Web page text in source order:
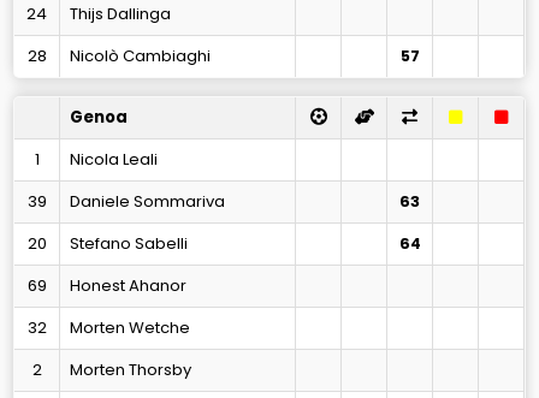
24
Thijs Dallinga
28
Nicolò Cambiaghi 57
Genoa
1
Nicola Leali
39
Daniele Sommariva 63
20 Stefano Sabelli 64
69
Honest Ahanor
32
Morten Wetche
2
Morten Thorsby